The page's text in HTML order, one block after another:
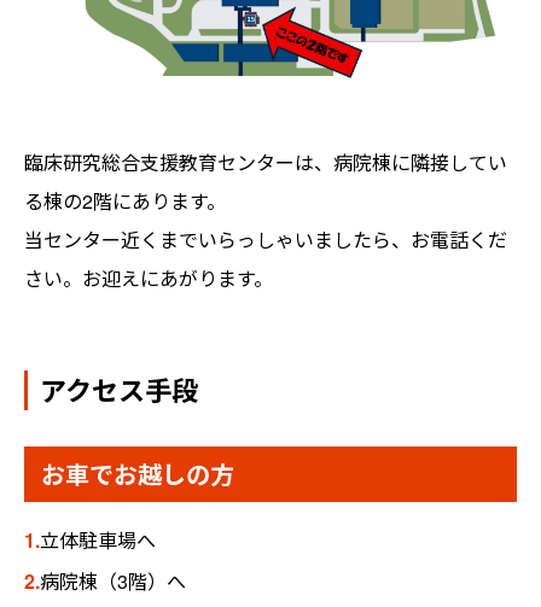
臨床研究総合支援教育センターは、病院棟に隣接してい
る棟の2階にあります。
当センター近くまでいらっしゃいましたら、お電話くだ
さい。お迎えにあがります。
アクセス手段
お車でお越しの方
1.立体駐車場へ
2.病院棟（3階）へ